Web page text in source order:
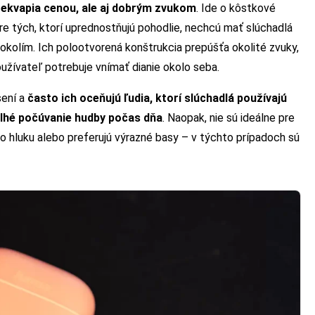
cenou, ale aj dobrým zvukom. Ide o kôstkové
tých, ktorí uprednostňujú pohodlie, nechcú mať slúchadlá
Ich polootvorená konštrukcia prepúšťa okolité zvuky,
potrebuje vnímať dianie okolo seba.
a často ich oceňujú ľudia, ktorí slúchadlá používajú
počúvanie hudby počas dňa. Naopak, nie sú ideálne pre
hluku alebo preferujú výrazné basy – v týchto prípadoch sú